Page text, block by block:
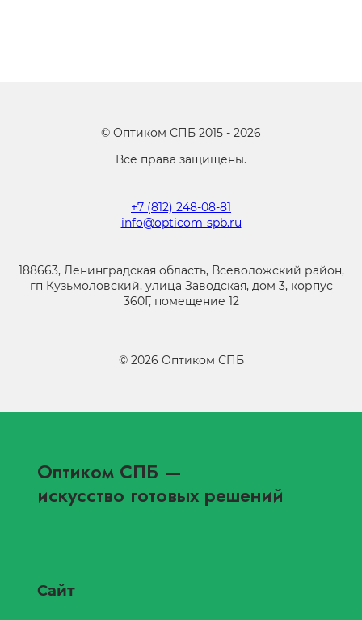
© Оптиком СПБ 2015 - 2026
Все права защищены.
+7 (812) 248-08-81
info@opticom-spb.ru
188663, Ленинградская область, Всеволожский район,
гп Кузьмоловский, улица Заводская, дом 3, корпус
360Г, помещение 12
© 2026 Оптиком СПБ
Оптиком СПБ —
искусство готовых решений
Сайт